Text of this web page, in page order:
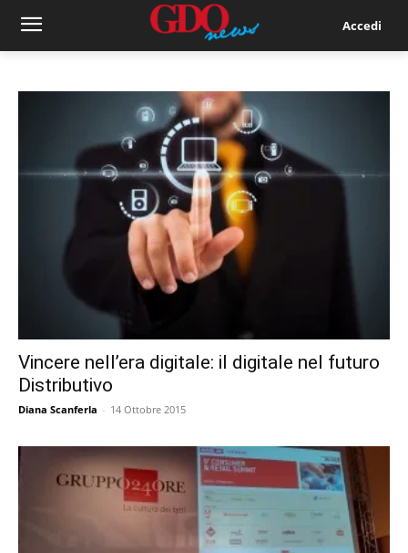
Accedi
Vincere nell’era digitale: il digitale nel futuro
Distributivo
Diana Scanferla - 14 Ottobre 2015